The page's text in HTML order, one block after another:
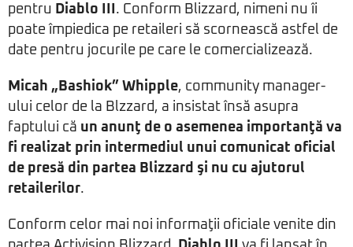
pentru Diablo III . Conform Blizzard, nimeni nu îi
poate împiedica pe retaileri să scornească astfel de
date pentru jocurile pe care le comercializează.
Micah „Bashiok” Whipple, community manager-
ului celor de la Blzzard, a insistat însă asupra
faptului că un anunţ de o asemenea importanţă va
fi realizat prin intermediul unui comunicat oficial
de presă din partea Blizzard şi nu cu ajutorul
retailerilor.
Conform celor mai noi informaţii oficiale venite din